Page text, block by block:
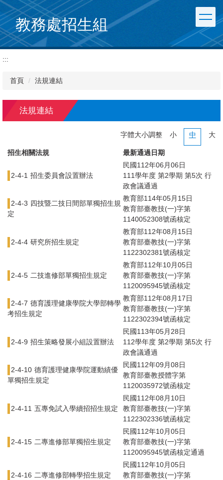
跳
到
主
要
內
容
教務處招生組
:::
首頁 法規連結
法規連結
字體大小調整 小 中 大
招生相關法規 最新通過日期
2-4-1 招生委員會設置辦法
民國112年06月06日
111學年度 第2學期 第5次 行
政會議通過
2-4-3 四技暨二技日間部單獨招生規
定
教育部114年05月15日
教育部臺教技(一)字第
1140052308號函核定
2-4-4 研究所招生規定
教育部112年08月15日
教育部臺教技(一)字第
1122302381號函核定
2-4-5 二技進修部單獨招生規定
教育部112年10月05日
教育部臺教技(一)字第
1120095945號函核定
2-4-7 德育護理健康學院大學部轉學
考招生規定
教育部112年08月17日
教育部臺教技(一)字第
1122302394號函核定
2-4-9 招生策略發展小組設置辦法
民國113年05月28日
112學年度 第2學期 第5次 行
政會議通過
2-4-10 德育護理健康學院運動績優
單獨招生規定
民國112年09月08日
教育部臺教授體字第
1120035972號函核定
2-4-11 五專免試入學續招招生規定
民國112年08月10日
教育部臺教技(一)字第
1122302336號函核定
2-4-15 二專進修部單獨招生規定
民國112年10月05日
教育部臺教技(一)字第
1120095945號函核定通過
2-4-16 二專進修部轉學招生規定
民國112年10月05日
教育部臺教技(一)字第